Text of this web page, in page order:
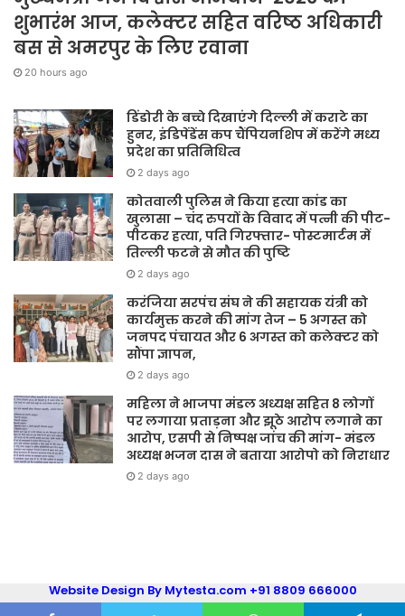
शुभारंभ आज, कलेक्टर सहित वरिष्ठ अधिकारी
बस से अमरपुर के लिए रवाना
20 hours ago
डिंडोरी के बच्चे दिखाएंगे दिल्ली में कराटे का
हुनर, इंडिपेंडेंस कप चैंपियनशिप में करेंगे मध्य
प्रदेश का प्रतिनिधित्व
2 days ago
कोतवाली पुलिस ने किया हत्या कांड का
खुलासा – चंद रुपयों के विवाद में पत्नी की पीट-
पीटकर हत्या, पति गिरफ्तार- पोस्टमार्टम में
तिल्ली फटने से मौत की पुष्टि
2 days ago
करंजिया सरपंच संघ ने की सहायक यंत्री को
कार्यमुक्त करने की मांग तेज – 5 अगस्त को
जनपद पंचायत और 6 अगस्त को कलेक्टर को
सौंपा ज्ञापन,
2 days ago
महिला ने भाजपा मंडल अध्यक्ष सहित 8 लोगों
पर लगाया प्रताड़ना और झूठे आरोप लगाने का
आरोप, एसपी से निष्पक्ष जांच की मांग- मंडल
अध्यक्ष भजन दास ने बताया आरोपो को निराधार
2 days ago
Website Design By Mytesta.com +91 8809 666000